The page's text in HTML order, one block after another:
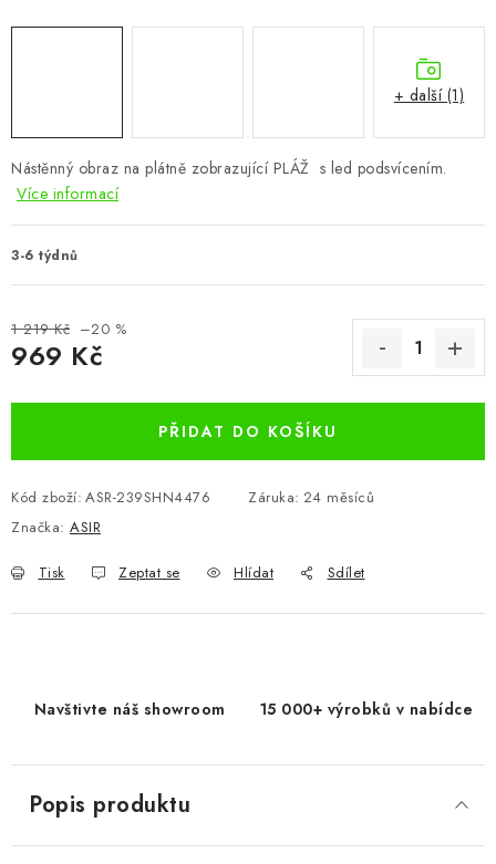
OSTATNÍ
VÝPRODEJ
Vše o nákupu
Nástěnný obraz na plátně zobrazující PLÁŽ s led podsvícením.
Více informací
3-6 týdnů
1 219 Kč –20 %
969 Kč
PŘIDAT DO KOŠÍKU
Kód zboží: ASR-239SHN4476 Záruka: 24 měsíců
Značka: ASIR
Tisk Zeptat se Hlídat Sdílet
+ další (1)
Navštivte náš showroom 15 000+ výrobků v nabídce
Popis produktu